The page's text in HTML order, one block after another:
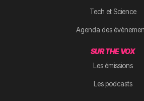
Tech et Science
Agenda des
SUR THE VOX
Les émissions
Les podcasts